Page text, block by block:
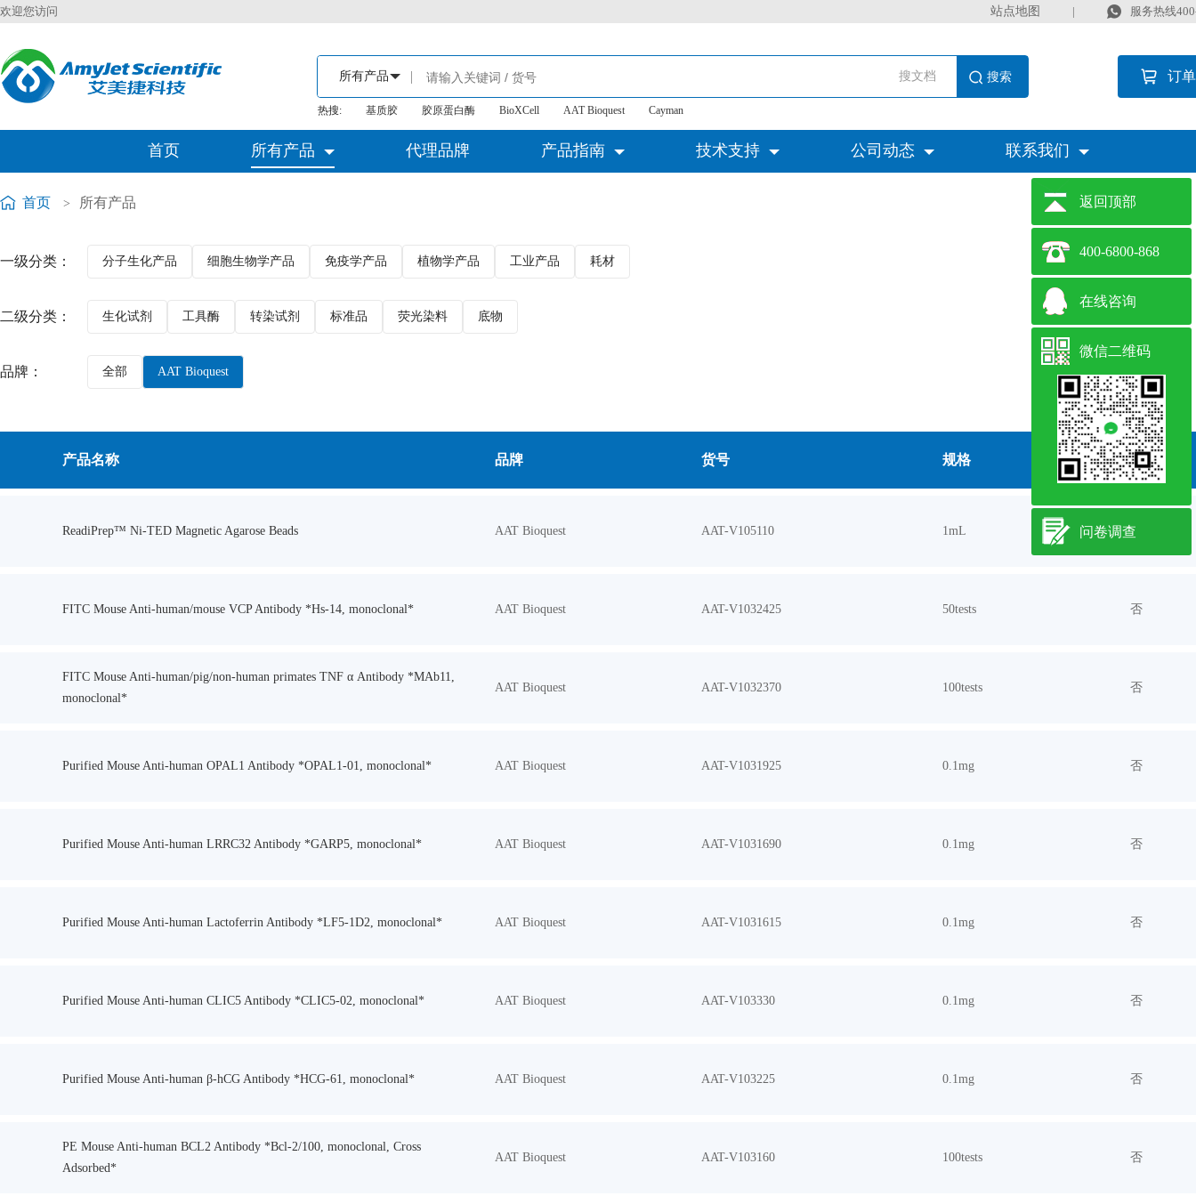
欢迎您访问 站点地图 | 服务热线
搜文档
热搜: 基质胶 胶原蛋白酶 BioXCell AAT Bioquest Cayman
订
首页 所有产品 代理品牌 产品指南 技术支持 公司动态 联系我们
首页 > 所有产品
一级分类： 分子生化产品 细胞生物学产品 免疫学产品 植物学产品 工业产品 耗材
二级分类： 生化试剂 工具酶 转染试剂 标准品 荧光染料 底物
品牌： 全部 AAT Bioquest
产品名称 品牌 货号 规格 现货
ReadiPrep™ Ni-TED Magnetic Agarose Beads AAT Bioquest AAT-V105110 1mL 否
FITC Mouse Anti-human/mouse VCP Antibody *Hs-14, monoclonal* AAT Bioquest AAT-V1032425 50tests 否
FITC Mouse Anti-human/pig/non-human primates TNF α Antibody *MAb11,
monoclonal*
AAT Bioquest AAT-V1032370 100tests 否
Purified Mouse Anti-human OPAL1 Antibody *OPAL1-01, monoclonal* AAT Bioquest AAT-V1031925 0.1mg 否
Purified Mouse Anti-human LRRC32 Antibody *GARP5, monoclonal* AAT Bioquest AAT-V1031690 0.1mg 否
Purified Mouse Anti-human Lactoferrin Antibody *LF5-1D2, monoclonal* AAT Bioquest AAT-V1031615 0.1mg 否
Purified Mouse Anti-human CLIC5 Antibody *CLIC5-02, monoclonal* AAT Bioquest AAT-V103330 0.1mg 否
Purified Mouse Anti-human β-hCG Antibody *HCG-61, monoclonal* AAT Bioquest AAT-V103225 0.1mg 否
PE Mouse Anti-human BCL2 Antibody *Bcl-2/100, monoclonal, Cross
Adsorbed*
AAT Bioquest AAT-V103160 100tests 否
返回顶部
400-6800-868
在线咨询
微信二维码
问卷调查